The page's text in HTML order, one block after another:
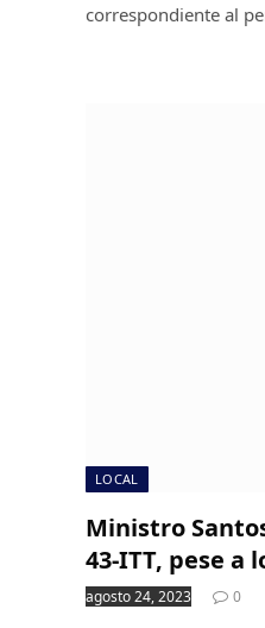
correspondiente al
LOCAL
Ministro
43-ITT, pese a
agosto 24, 2023 0